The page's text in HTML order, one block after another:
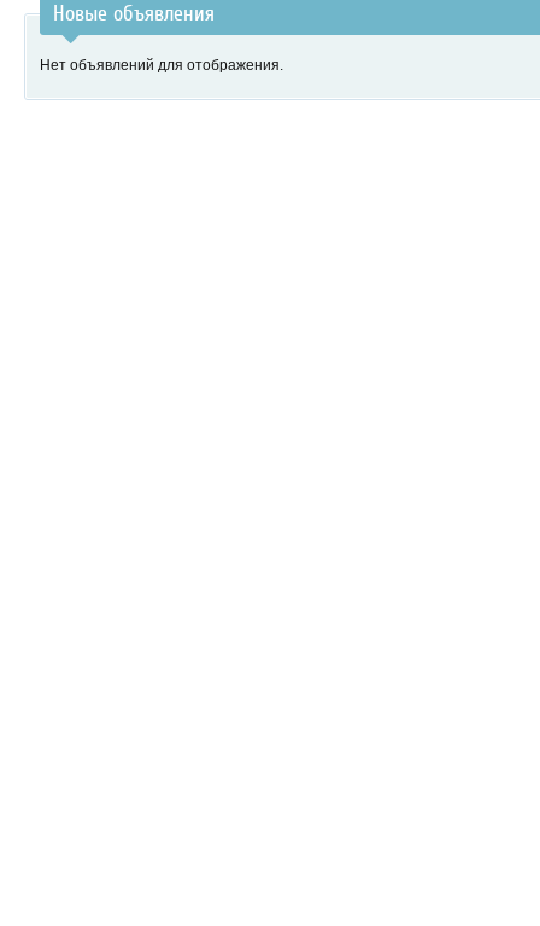
Новые объявления
Нет объявлений для отображения.